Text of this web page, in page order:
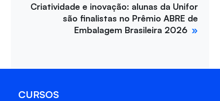
Criatividade e inovação: alunas da Unifor
são finalistas no Prêmio ABRE de
Embalagem Brasileira 2026
CURSOS